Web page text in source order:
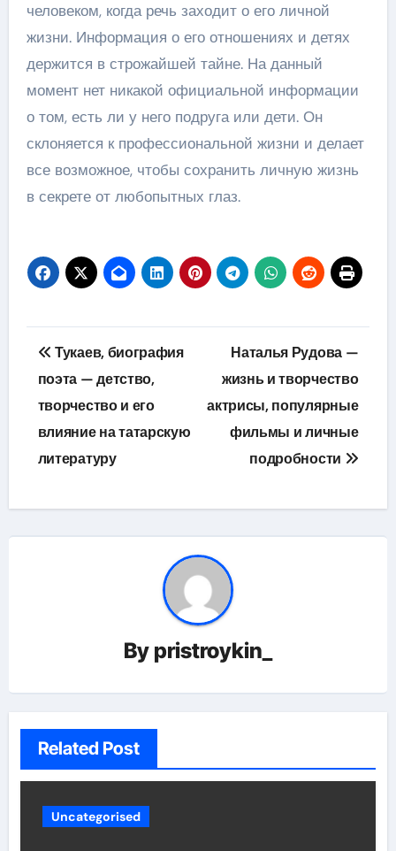
человеком, когда речь заходит о его личной
жизни. Информация о его отношениях и детях
держится в строжайшей тайне. На данный
момент нет никакой официальной информации
о том, есть ли у него подруга или дети. Он
склоняется к профессиональной жизни и делает
все возможное, чтобы сохранить личную жизнь
в секрете от любопытных глаз.
Навигация
по
записям
Тукаев, биография
поэта — детство,
творчество и его
влияние на татарскую
литературу
Наталья Рудова —
жизнь и творчество
актрисы, популярные
фильмы и личные
подробности
By pristroykin_
Related Post
Uncategorised